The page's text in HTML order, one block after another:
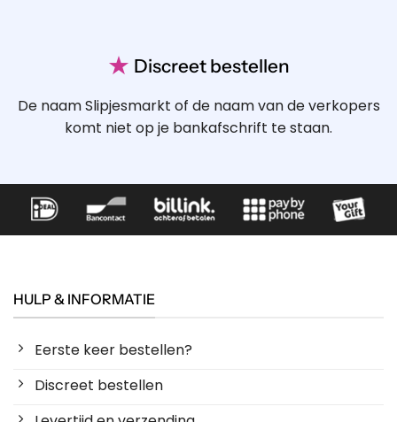
★ Discreet bestellen
De naam Slipjesmarkt of de naam van de verkopers
komt niet op je bankafschrift te staan.
HULP & INFORMATIE
Eerste keer bestellen?
Discreet bestellen